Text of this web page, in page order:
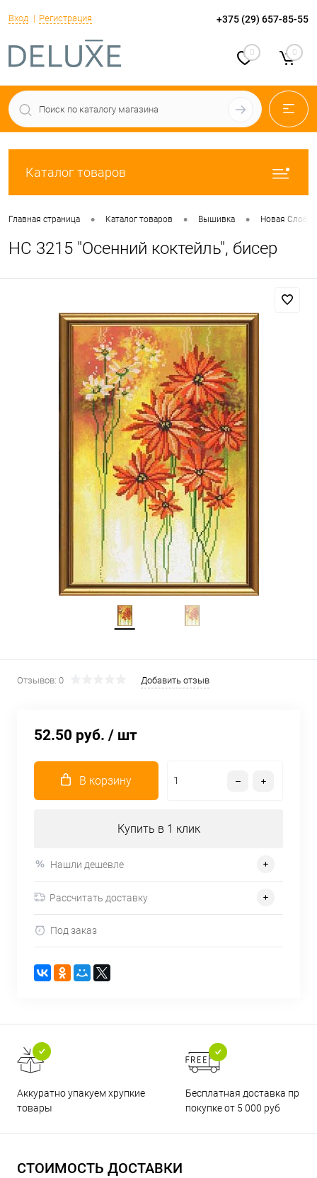
Вход Регистрация +375 (29) 657-85-55
0 0
Каталог товаров
Главная страница • Каталог товаров • Вышивка • Новая
НС 3215 "Осенний коктейль", бисер
Отзывов: 0 Добавить отзыв
52.50 руб. / шт
В корзину
Купить в 1 клик
Нашли дешевле
Рассчитать доставку
Под заказ
Аккуратно упакуем хрупкие
товары
Бесплатная доставка при
покупке от 5 000 руб
СТОИМОСТЬ ДОСТАВКИ